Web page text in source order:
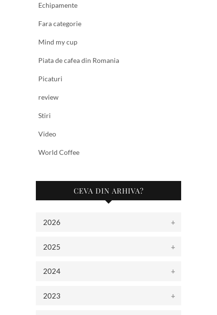
Echipamente
Fara categorie
Mind my cup
Piata de cafea din Romania
Picaturi
review
Stiri
Video
World Coffee
CEVA DIN ARHIVA?
2026
2025
2024
2023